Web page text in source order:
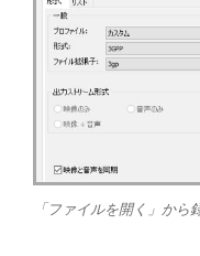
「ファイルを開く」から